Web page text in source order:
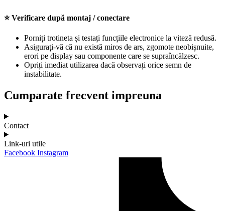
⭐ Verificare după montaj / conectare
Porniți trotineta și testați funcțiile electronice la viteză redusă.
Asigurați-vă că nu există miros de ars, zgomote neobișnuite,
erori pe display sau componente care se supraîncălzesc.
Opriți imediat utilizarea dacă observați orice semn de
instabilitate.
Cumparate frecvent impreuna
Contact
Link-uri utile
Facebook Instagram